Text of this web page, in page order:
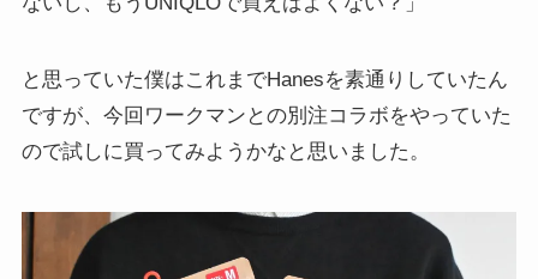
と思っていた僕はこれまでHanesを素通りしていたん
ですが、今回ワークマンとの別注コラボをやっていた
ので試しに買ってみようかなと思いました。